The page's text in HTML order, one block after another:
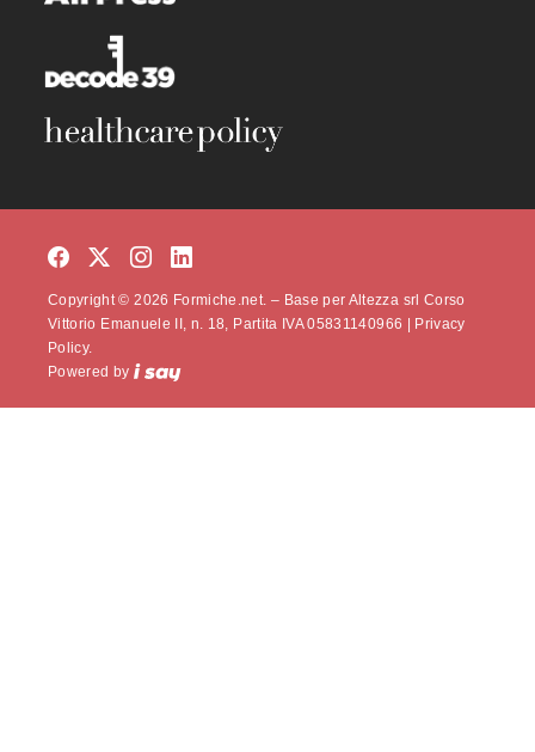
Copyright © 2026 Formiche.net. – Base per Altezza srl Corso
Vittorio Emanuele II, n. 18, Partita IVA 05831140966 | Privacy
Policy.
Powered by